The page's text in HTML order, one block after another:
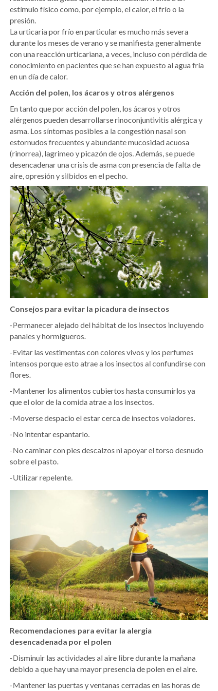
estímulo físico como, por ejemplo, el calor, el frío o la
presión.
La urticaria por frío en particular es mucho más severa
durante los meses de verano y se manifiesta generalmente
con una reacción urticariana, a veces, incluso con pérdida de
conocimiento en pacientes que se han expuesto al agua fría
en un día de calor.
Acción del polen, los ácaros y otros alérgenos
En tanto que por acción del polen, los ácaros y otros
alérgenos pueden desarrollarse rinoconjuntivitis alérgica y
asma. Los síntomas posibles a la congestión nasal son
estornudos frecuentes y abundante mucosidad acuosa
(rinorrea), lagrimeo y picazón de ojos. Además, se puede
desencadenar una crisis de asma con presencia de falta de
aire, opresión y silbidos en el pecho.
Consejos para evitar la picadura de insectos
-Permanecer alejado del hábitat de los insectos incluyendo
panales y hormigueros.
-Evitar las vestimentas con colores vivos y los perfumes
intensos porque esto atrae a los insectos al confundirse con
flores.
-Mantener los alimentos cubiertos hasta consumirlos ya
que el olor de la comida atrae a los insectos.
-Moverse despacio el estar cerca de insectos voladores.
-No intentar espantarlo.
-No caminar con pies descalzos ni apoyar el torso desnudo
sobre el pasto.
-Utilizar repelente.
Recomendaciones para evitar la alergia
desencadenada por el polen
-Disminuir las actividades al aire libre durante la mañana
debido a que hay una mayor presencia de polen en el aire.
-Mantener las puertas y ventanas cerradas en las horas de